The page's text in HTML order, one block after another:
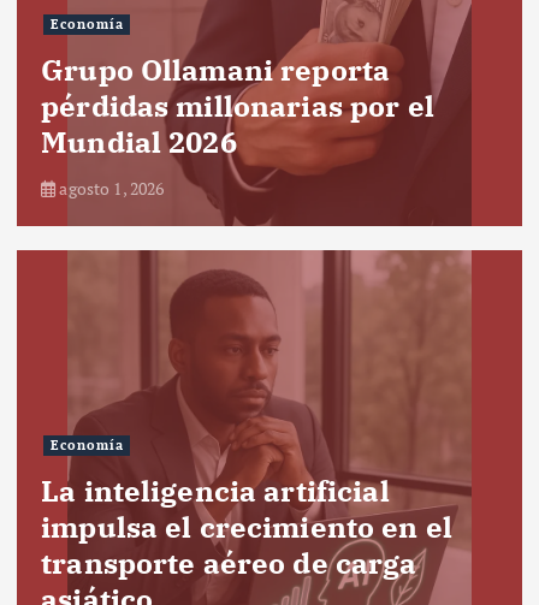
Economía
Grupo Ollamani reporta
pérdidas millonarias por el
Mundial 2026
agosto 1, 2026
Economía
La inteligencia artificial
impulsa el crecimiento en el
transporte aéreo de carga